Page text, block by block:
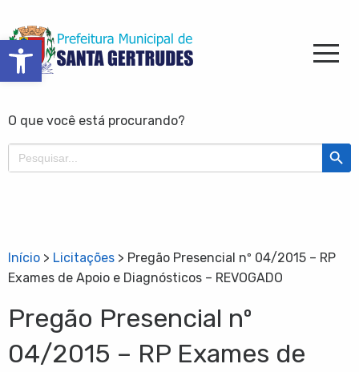
Barra de Ferramentas Aberta
O que você está procurando?
Search
for:
Search
Início > Licitações > Pregão Presencial nº 04/2015 – RP
Exames de Apoio e Diagnósticos – REVOGADO
Pregão Presencial nº
04/2015 – RP Exames de